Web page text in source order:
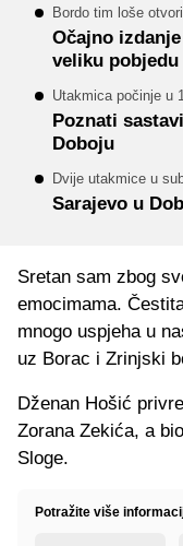
Bordo tim loše
Očajno
veliku pobjedu
Utakmica počinje u
Poznati
Doboju
Dvije utakmice u
Sarajevo u
Sretan sam zbog
emocimama.
mnogo uspjeha u
uz Borac i Zrinjski
Dženan Hošić
Zorana Zekića, a
Sloge.
Potražite više